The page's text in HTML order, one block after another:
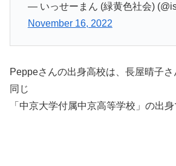
— いっせーまん (緑黄色社会)
November 16, 2022
Peppeさんの出身高校は、長屋晴子
同じ
「中京大学付属中京高等学校」の出身